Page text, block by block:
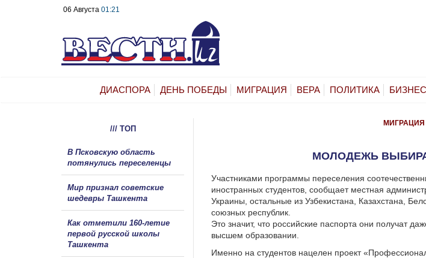
06 Августа 01:21
ДИАСПОРА ДЕНЬ ПОБЕДЫ МИГРАЦИЯ ВЕРА ПОЛИТИКА БИЗНЕС
МИГРАЦИЯ
МОЛОДЕЖЬ
Участниками программы переселения
иностранных студентов, сообщает местная
Украины, остальные из Узбекистана, Казахстана,
союзных республик.
Это значит, что российские паспорта они получат
высшем образовании.
Именно на студентов нацелен проект
/// ТОП
В Псковскую область
потянулись переселенцы
Мир признал советские
шедевры Ташкента
Как отметили 160-летие
первой русской школы
Ташкента